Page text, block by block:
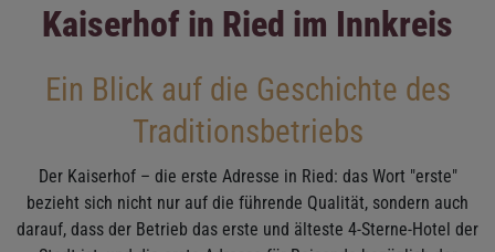
Kaiserhof in Ried im Innkreis
Ein Blick auf die Geschichte des
Traditionsbetriebs
Der Kaiserhof – die erste Adresse in Ried: das Wort "erste"
bezieht sich nicht nur auf die führende Qualität, sondern auch
darauf, dass der Betrieb das erste und älteste 4-Sterne-Hotel der